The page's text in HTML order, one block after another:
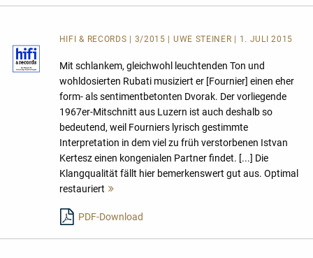
HIFI & RECORDS | 3/2015 | UWE STEINER | 1. JULI 2015
Mit schlankem, gleichwohl leuchtenden Ton und
wohldosierten Rubati musiziert er [Fournier] einen eher
form- als sentimentbetonten Dvorak. Der vorliegende
1967er-Mitschnitt aus Luzern ist auch deshalb so
bedeutend, weil Fourniers lyrisch gestimmte
Interpretation in dem viel zu früh verstorbenen Istvan
Kertesz einen kongenialen Partner findet. [...] Die
Klangqualität fällt hier bemerkenswert gut aus. Optimal
restauriert
PDF-Download